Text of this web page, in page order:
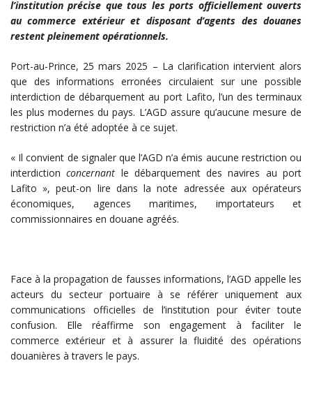
l’institution précise que tous les ports officiellement ouverts
au commerce extérieur et disposant d’agents des douanes
restent pleinement opérationnels.
Port-au-Prince, 25 mars 2025 – La clarification intervient alors
que des informations erronées circulaient sur une possible
interdiction de débarquement au port Lafito, l’un des terminaux
les plus modernes du pays. L’AGD assure qu’aucune mesure de
restriction n’a été adoptée à ce sujet.
« Il convient de signaler que l’AGD n’a émis aucune restriction ou
interdictionconcernant le débarquement des navires au port
Lafito », peut-on lire dans la note adressée aux opérateurs
économiques, agences maritimes, importateurs et
commissionnaires en douane agréés.
Face à la propagation de fausses informations, l’AGD appelle les
acteurs du secteur portuaire à se référer uniquement aux
communications officielles de l’institution pour éviter toute
confusion. Elle réaffirme son engagement à faciliter le
commerce extérieur et à assurer la fluidité des opérations
douanières à travers le pays.